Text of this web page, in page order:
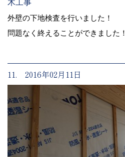
木工事
外壁の下地検査を行いました！
問題なく終えることができました！
11. 2016年02月11日